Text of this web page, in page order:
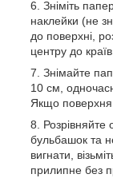
Зніміть
наклейки (не
до поверхні,
центру до
Знімайте
10 см,
Якщо поверхня
бульбашок та
вигнати,
прилипне без